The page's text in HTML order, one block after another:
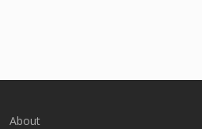
About